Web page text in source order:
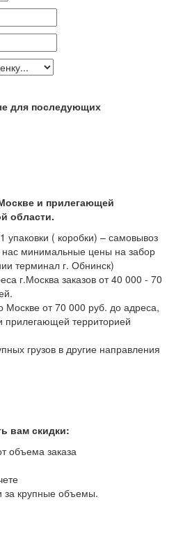
для последующих
и прилегающей
области.
упаковки ( коробки) – самовывоз
минимальные цены на забор
терминал г. Обнинск)
г.Москва заказов от 40 000 - 70
Москве от 70 000 руб. до адреса,
территорией
грузов в другие направления
вам скидки:
объема заказа
за крупные объемы.